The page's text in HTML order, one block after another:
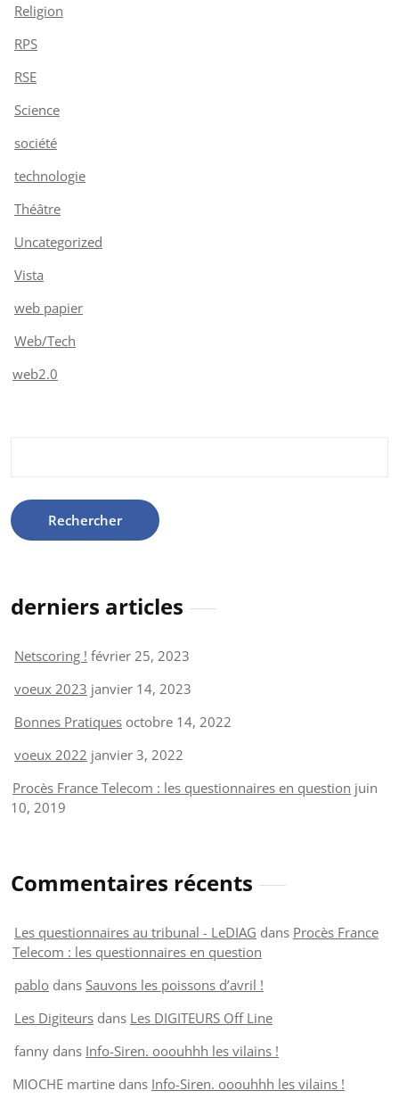
Religion
RPS
RSE
Science
société
technologie
Théâtre
Uncategorized
Vista
web papier
Web/Tech
web2.0
derniers articles
Netscoring ! février 25, 2023
voeux 2023 janvier 14, 2023
Bonnes Pratiques octobre 14, 2022
voeux 2022 janvier 3, 2022
Procès France Telecom : les questionnaires en question juin
10, 2019
Commentaires récents
Les questionnaires au tribunal - LeDIAG dans Procès France
Telecom : les questionnaires en question
pablo dans Sauvons les poissons d’avril !
Les Digiteurs dans Les DIGITEURS Off Line
fanny dans Info-Siren. ooouhhh les vilains !
MIOCHE martine dans Info-Siren. ooouhhh les vilains !